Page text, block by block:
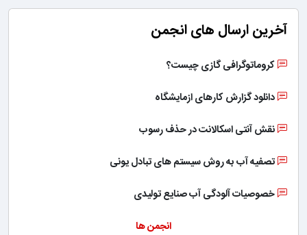
آخرین ارسال های انجمن
کروماتوگرافی گازی چیست؟
دانلود گزارش کارهای ازمایشگاه
نقش آنتی اسکالانت در حذف رسوب
تصفیه آب به روش سیستم های تبادل یونی
خصوصیات آلودگی آب صنایع تولیدی
انجمن ها